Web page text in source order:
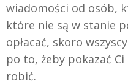
wiadomości od osób,
które nie są w stanie
opłacać, skoro
po to, żeby pokazać
robić.